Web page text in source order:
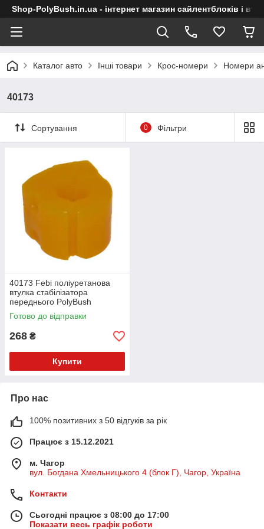
Shop-PolyBush.in.ua - інтернет магазин сайлентблоків і
Каталог авто Інші товари Крос-номери Номери
40173
Сортування 0 Фільтри
40173 Febi поліуретанова
втулка стабілізатора
переднього PolyBush
(аналог) v17
Готово до відправки
268 ₴
Купити
Про нас
100% позитивних з 50 відгуків за рік
Працює з 15.12.2021
м. Чагор
вул. Богдана Хмельницького 4 (блок Г), Чагор, Україна
Контакти
Сьогодні працює з 08:00 до 17:00
Показати весь графік роботи